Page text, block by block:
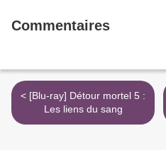
Commentaires
< [Blu-ray] Détour mortel 5 :
Les liens du sang